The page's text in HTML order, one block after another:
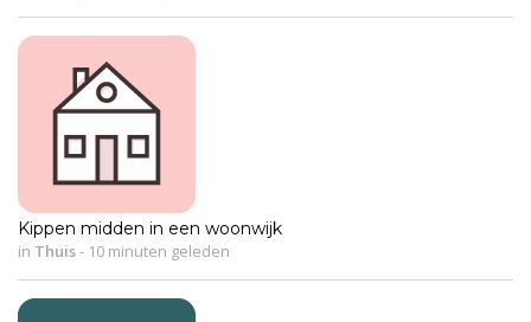
Kippen midden in een woonwijk
in Thuis- 10 minuten geleden